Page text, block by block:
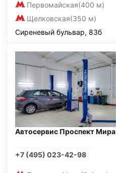
Первомайская(400 м)
Щелковская(350 м)
Сиреневый бульвар, 83б
Автосервис Проспект Мира
+7 (495) 023-42-98